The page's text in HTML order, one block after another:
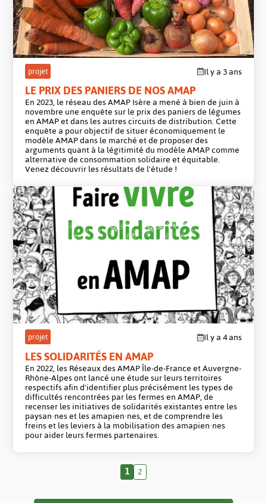
projet Il y a 3 ans
LE PRIX DES PANIERS DE NOS AMAP
En 2023, le réseau des AMAP Isère a mené à bien de juin à
novembre une enquête sur le prix des paniers de légumes
en AMAP et dans les autres circuits de distribution. Cette
enquête a pour objectif de situer économiquement le
modèle AMAP dans le marché et de proposer des
arguments quant à la légitimité du modèle AMAP comme
alternative de consommation solidaire et équitable.
Venez découvrir les résultats de l'étude !
projet
projet Il y a 4 ans
LES SOLIDARITÉS EN AMAP
En 2022, les Réseaux des AMAP Île-de-France et Auvergne-
Rhône-Alpes ont lancé une étude sur leurs territoires
respectifs afin d'identifier plus précisément les types de
difficultés rencontrées par les fermes en AMAP, de
recenser les initiatives de solidarités existantes entre les
paysan·nes et les amapien·nes, et de comprendre les
freins et les leviers à la mobilisation des amapien·nes
pour aider leurs fermes partenaires.
1 2